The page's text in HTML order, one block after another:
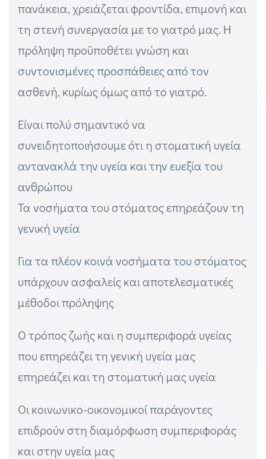
πανάκεια, χρειάζεται φροντίδα, επιμονή και
τη στενή συνεργασία με το γιατρό μας. Η
πρόληψη προϋποθέτει γνώση και
συντονισμένες προσπάθειες από τον
ασθενή, κυρίως όμως από το γιατρό.
Είναι πολύ σημαντικό να
συνειδητοποιήσουμε ότι η στοματική υγεία
αντανακλά την υγεία και την ευεξία του
ανθρώπου
Τα νοσήματα του στόματος επηρεάζουν τη
γενική υγεία
Για τα πλέον κοινά νοσήματα του στόματος
υπάρχουν ασφαλείς και αποτελεσματικές
μέθοδοι πρόληψης
Ο τρόπος ζωής και η συμπεριφορά υγείας
που επηρεάζει τη γενική υγεία μας
επηρεάζει και τη στοματική μας υγεία
Οι κοινωνικο-οικονομικοί παράγοντες
επιδρούν στη διαμόρφωση συμπεριφοράς
και στην υγεία μας